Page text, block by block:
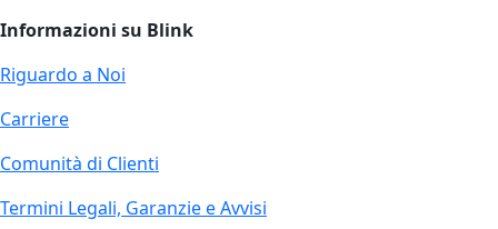
Informazioni su Blink
Riguardo a Noi
Carriere
Comunità di Clienti
Termini Legali, Garanzie e Avvisi